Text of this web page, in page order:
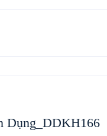
Dụng_DDKH166